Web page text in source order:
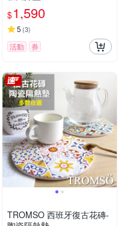
$1,590
5 (3)
活動 券
TROMSO 西班牙復古花磚-